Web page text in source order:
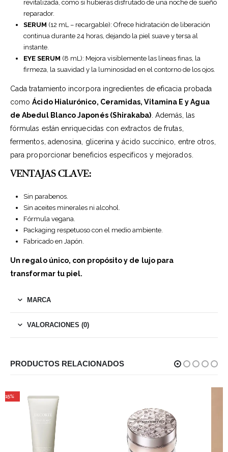
revitalizada, como si hubieras disfrutado de una noche de sueño
reparador.
SERUM (12 mL – recargable): Ofrece hidratación de liberación
continua durante 24 horas, dejando la piel suave y tersa al
instante.
EYE SERUM (8 mL): Mejora visiblemente las líneas finas, la
firmeza, la suavidad y la luminosidad en el contorno de los ojos.
Cada tratamiento incorpora ingredientes de eficacia probada
comoÁcido Hialurónico, Ceramidas, Vitamina E y Agua
de Abedul Blanco Japonés (Shirakaba) . Además, las
fórmulas están enriquecidas con extractos de frutas,
fermentos, adenosina, glicerina y ácido succínico, entre otros,
para proporcionar beneficios específicos y mejorados.
VENTAJAS CLAVE:
Sin parabenos.
Sin aceites minerales ni alcohol.
Fórmula vegana.
Packaging respetuoso con el medio ambiente.
Fabricado en Japón.
Un regalo único, con propósito y de lujo para
transformar tu piel.
MARCA
VALORACIONES (0)
PRODUCTOS RELACIONADOS